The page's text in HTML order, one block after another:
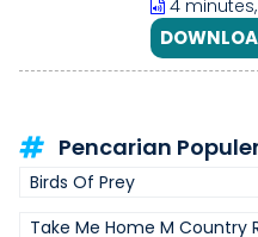
4
Pencarian
Birds Of Prey
Take Me Home M Country